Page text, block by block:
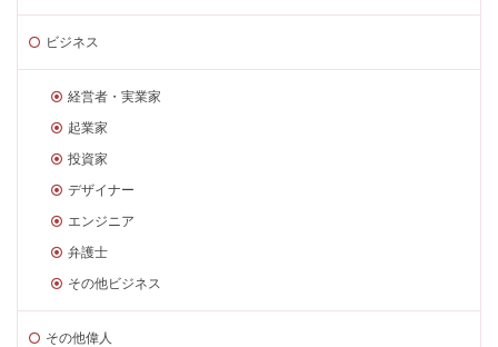
ビジネス
経営者・実業家
起業家
投資家
デザイナー
エンジニア
弁護士
その他ビジネス
その他偉人